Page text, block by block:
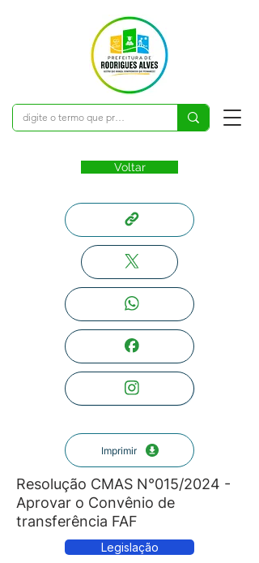
Voltar
Imprimir
Resolução CMAS N°015/2024 -
Aprovar o Convênio de
transferência FAF
Legislação